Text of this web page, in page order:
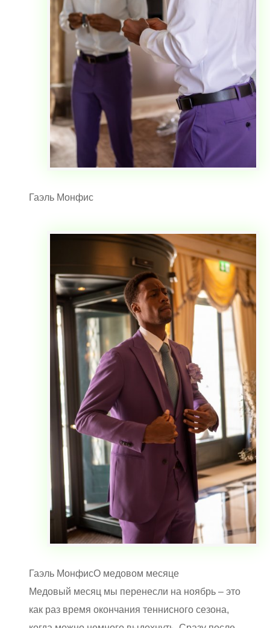
Гаэль Монфис
Гаэль МонфисО медовом месяце
Медовый месяц мы перенесли на ноябрь – это
как раз время окончания теннисного сезона,